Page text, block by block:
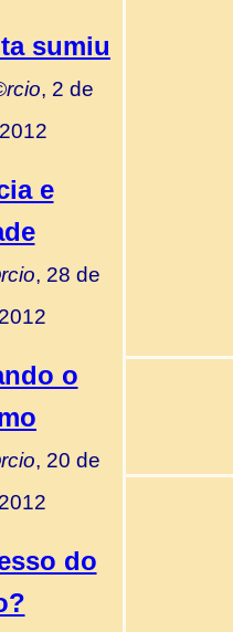
sumiu
, 2 de
e
, 28 de
o
, 20 de
do